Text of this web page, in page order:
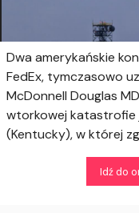
Dwa amerykańskie
FedEx, tymczasowo
McDonnell Douglas
wtorkowej katastrofie
(Kentucky), w której
Idź do